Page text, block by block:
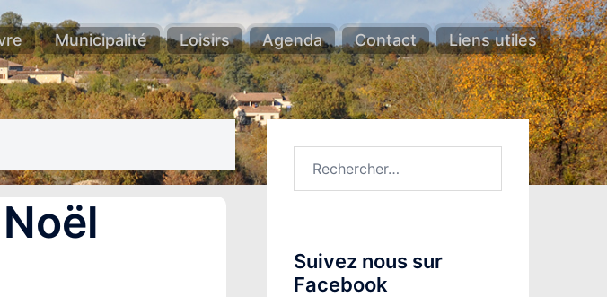
Municipalité Loisirs Agenda Contact Liens utiles
Suivez nous sur
Facebook